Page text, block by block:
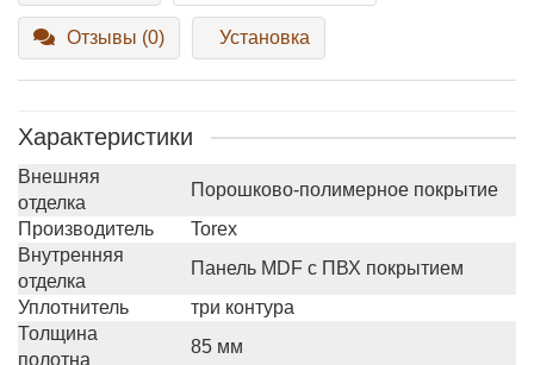
Отзывы (0) Установка
Характеристики
Внешняя
отделка
Порошково-полимерное покрытие
Производитель
Torex
Внутренняя
отделка
Панель MDF с ПВХ покрытием
Уплотнитель
три контура
Толщина
полотна
85 мм